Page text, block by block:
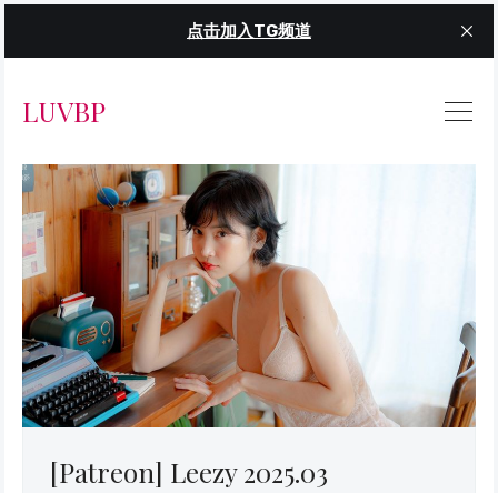
点击加入TG频道
LUVBP
[Patreon] Leezy 2025.03